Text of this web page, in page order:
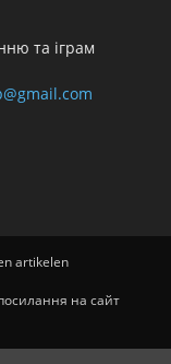
та іграм
artikelen
на сайт